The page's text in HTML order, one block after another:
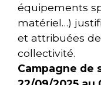
équipements
matériel…)
et attribuées
collectivité.
Campagne de